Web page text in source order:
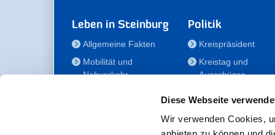
Diese Webseite
Wir verwenden Cookies,
Leben in Steinburg
Allgemeine Fakten
Mobilität und
Nahverkehr
Politik
Kreispräsident
Kreistag und
Ausschüsse
für Menschen mit
Behinderung